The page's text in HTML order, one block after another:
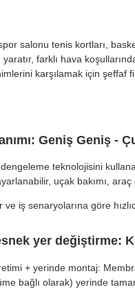
salonu tenis kortları,
farklı hava
karşılamak için şeffaf
Geniş Geniş -
teknolojisini
uçak bakımı,
iş senaryolarına göre
yer değiştirme:
+ yerinde montaj:
bağlı olarak) yerinde